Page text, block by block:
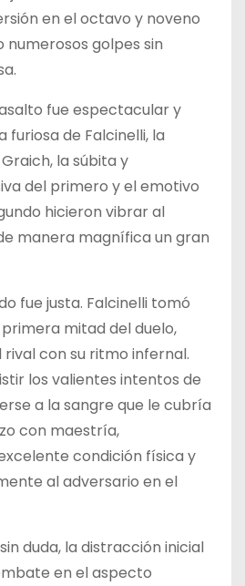
en el octavo y noveno
golpes sin
fue espectacular y
furiosa de Falcinelli, la
la súbita y
del primero y el emotivo
hicieron vibrar al
manera magnífica un gran
fue justa. Falcinelli tomó
mitad del duelo,
con su ritmo infernal.
los valientes intentos de
a la sangre que le cubría
con maestría,
condición física y
al adversario en el
duda, la distracción inicial
en el aspecto